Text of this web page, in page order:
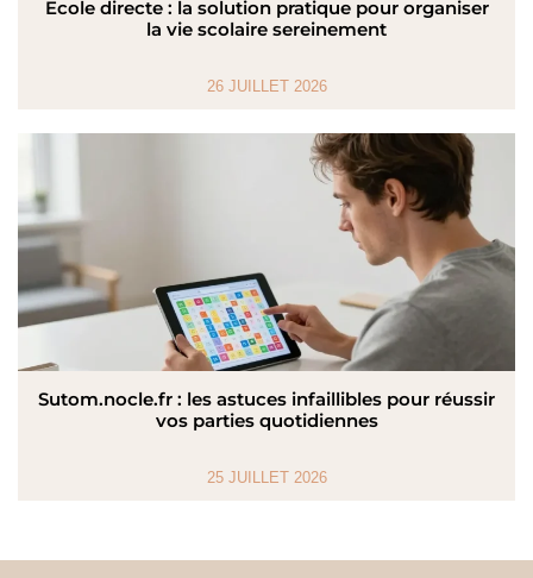
Ecole directe : la solution pratique pour organiser
la vie scolaire sereinement
26 JUILLET 2026
Sutom.nocle.fr : les astuces infaillibles pour réussir
vos parties quotidiennes
25 JUILLET 2026